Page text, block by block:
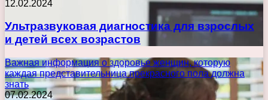
12.02.2024
Ультразвуковая диагностика для взрослых
и детей всех возрастов
Важная информация о здоровье женщин, которую
каждая представительница прекрасного пола должна
знать
07.02.2024